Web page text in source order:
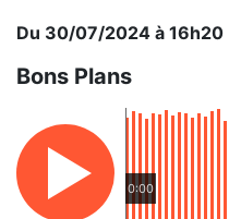
Du 30/07/2024 à 16h20
Bons Plans
0:00